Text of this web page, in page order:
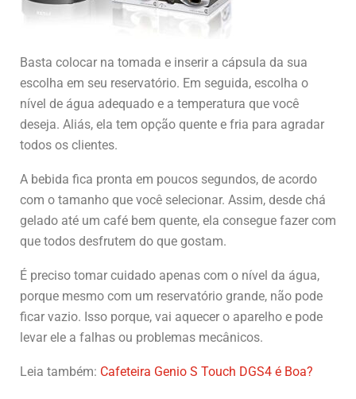
Basta colocar na tomada e inserir a cápsula da sua
escolha em seu reservatório. Em seguida, escolha o
nível de água adequado e a temperatura que você
deseja. Aliás, ela tem opção quente e fria para agradar
todos os clientes.
A bebida fica pronta em poucos segundos, de acordo
com o tamanho que você selecionar. Assim, desde chá
gelado até um café bem quente, ela consegue fazer com
que todos desfrutem do que gostam.
É preciso tomar cuidado apenas com o nível da água,
porque mesmo com um reservatório grande, não pode
ficar vazio. Isso porque, vai aquecer o aparelho e pode
levar ele a falhas ou problemas mecânicos.
Leia também: Cafeteira Genio S Touch DGS4 é Boa?